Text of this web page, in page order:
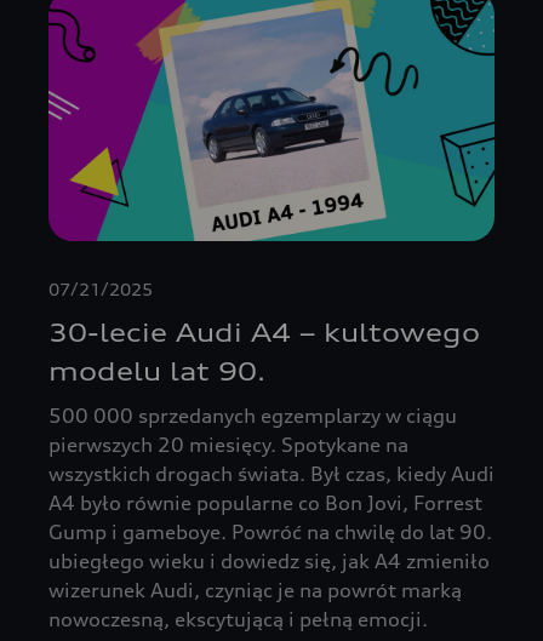
07/21/2025
30-lecie Audi A4 – kultowego
modelu lat 90.
500 000 sprzedanych egzemplarzy w ciągu
pierwszych 20 miesięcy. Spotykane na
wszystkich drogach świata. Był czas, kiedy Audi
A4 było równie popularne co Bon Jovi, Forrest
Gump i gameboye. Powróć na chwilę do lat 90.
ubiegłego wieku i dowiedz się, jak A4 zmieniło
wizerunek Audi, czyniąc je na powrót marką
nowoczesną, ekscytującą i pełną emocji.